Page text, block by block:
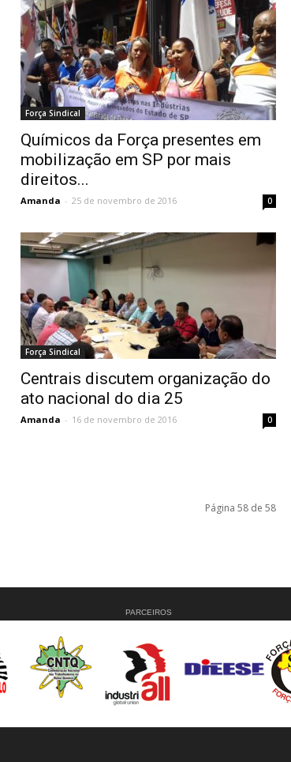
Força Sindical
Químicos da Força presentes em
mobilização em SP por mais
direitos...
Amanda - 25 de novembro de 2016 0
Força Sindical
Centrais discutem organização do
ato nacional do dia 25
Amanda - 16 de novembro de 2016 0
Página 58 de 58
PARCEIROS